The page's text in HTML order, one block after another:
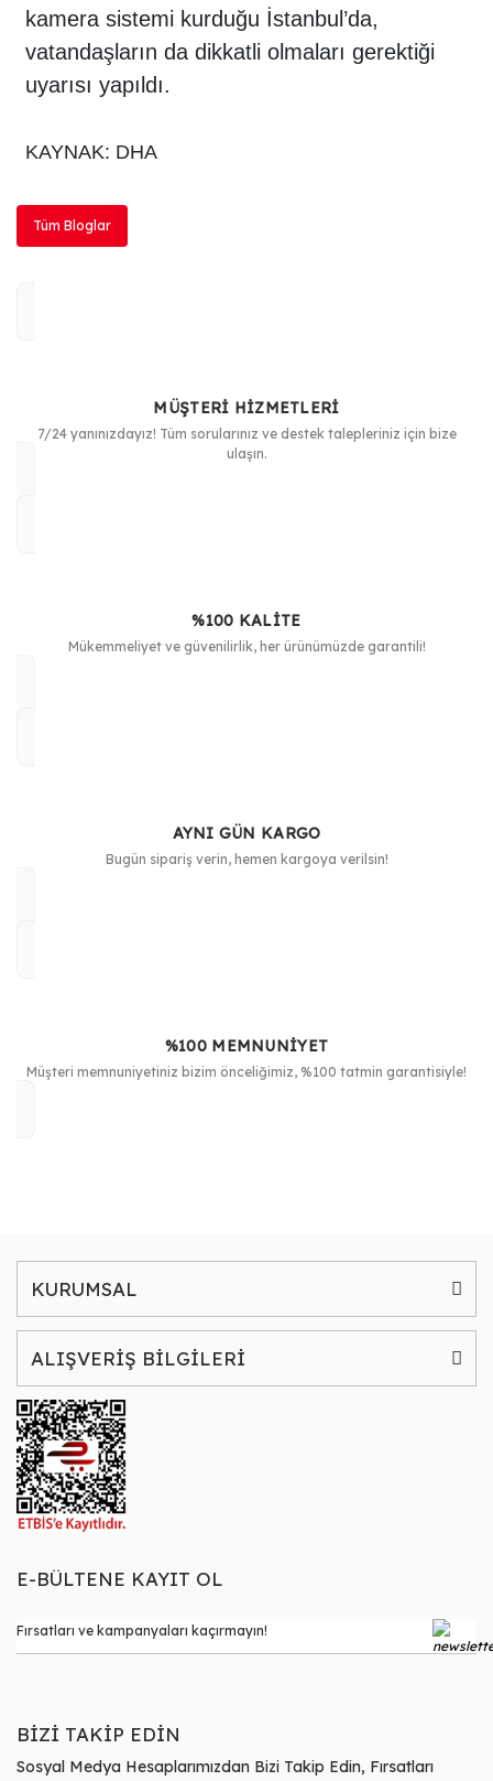
kamera sistemi kurduğu İstanbul’da,
vatandaşların da dikkatli olmaları gerektiği
uyarısı yapıldı.
KAYNAK: DHA
Tüm Bloglar
MÜŞTERİ HİZMETLERİ
7/24 yanınızdayız! Tüm sorularınız ve destek talepleriniz için bize
ulaşın.
%100 KALİTE
Mükemmeliyet ve güvenilirlik, her ürünümüzde garantili!
AYNI GÜN KARGO
Bugün sipariş verin, hemen kargoya verilsin!
%100 MEMNUNİYET
Müşteri memnuniyetiniz bizim önceliğimiz, %100 tatmin garantisiyle!
KURUMSAL
ALIŞVERİŞ BİLGİLERİ
E-BÜLTENE KAYIT OL
BİZİ TAKİP EDİN
Sosyal Medya Hesaplarımızdan Bizi Takip Edin, Fırsatları